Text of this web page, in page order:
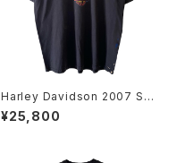
Harley Davidson 2007 Sku
ll Flame Tee
¥25,800